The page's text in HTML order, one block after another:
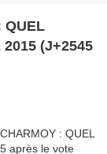
QUEL
(J+2545